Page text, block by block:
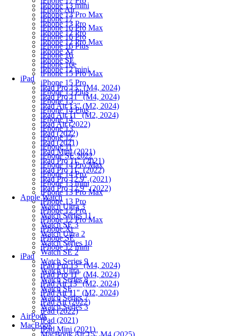
iPhone 13 mini
iPhone 13 Pro Max
iPhone 13 Pro
iPhone 12 Pro
iPhone 12 Pro Max
iPhone Xr
iPhone SE
iPhone 12 mini
iPad
iPad Pro 13" (M4, 2024)
iPad Pro 11" (M4, 2024)
iPad Air 13" (M2, 2024)
iPad Air 11" (M2, 2024)
iPad Air (2022)
iPad (2022)
iPad (2021)
iPad Mini (2021)
iPad Pro 11" (2021)
iPad Pro 11" (2022)
iPad Pro 12.9" (2021)
iPad Pro 12.9" (2022)
Apple Watch
Watch Ultra 3
Watch Series 11
Watch SE 3
Watch Ultra 2
Watch Series 10
Watch SE 2
Watch Series 9
Watch Ultra
Watch Series 8
Watch SE
Watch Series 7
Watch Series 3
AirPods
MacBook
MacBook Air 15" M4 (2025)
iPhone Air
iPhone 17
iPhone 16 Pro Max
iPhone 16 Pro
iPhone 16 Plus
iPhone 16
iPhone 16e
iPhone 15 Pro Max
iPhone 15 Pro
iPhone 15 Plus
iPhone 15
iPhone 14 Plus
iPhone 14
iPhone 13
iPhone 12
iPhone 11
iPhone SE 2022
iPhone 14 Pro Max
iPhone 14 Pro
iPhone 13 mini
iPhone 13 Pro Max
iPhone 13 Pro
iPhone 12 Pro
iPhone 12 Pro Max
iPhone Xr
iPhone SE
iPhone 12 mini
iPad
iPad Pro 13" (M4, 2024)
iPad Pro 11" (M4, 2024)
iPad Air 13" (M2, 2024)
iPad Air 11" (M2, 2024)
iPad Air (2022)
iPad (2022)
iPad (2021)
iPad Mini (2021)